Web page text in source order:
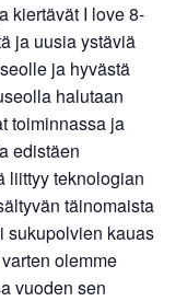
kiertävät I love 8-
ja uusia ystäviä
ja hyvästä
halutaan
toiminnassa ja
edistäen
liittyy teknologian
täinomaista
sukupolvien kauas
olemme
vuoden sen